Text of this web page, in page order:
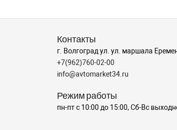
Контакты
г. Волгоград ул. ул. маршала
+7(962)760-02-00
info@avtomarket34.ru
Режим работы
пн-пт с 10:00 до 15:00, Сб-Вс